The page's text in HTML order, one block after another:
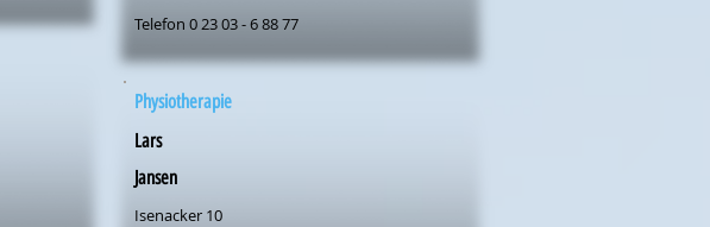
Telefon 0 23 03 - 6 88 77
Physiotherapie
Lars
Jansen
Isenacker 10